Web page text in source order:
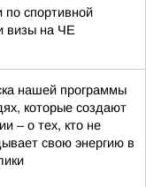
по спортивной
визы на ЧЕ
нашей программы
которые создают
– о тех, кто не
свою энергию в